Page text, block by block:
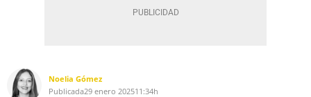
Noelia Gómez
Publicada29 enero 202511:34h